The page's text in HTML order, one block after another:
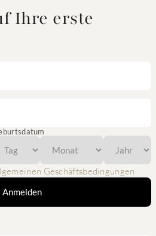
Ihre erste
Geschäftsbedingungen
Anmelden